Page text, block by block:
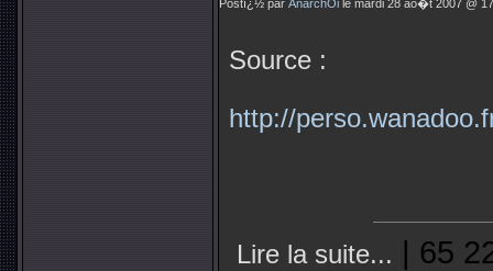
Postï¿½ par AnarchOi le mardi 28 ao�t 2007 @
Source :
http://
Lire la suite... | 65